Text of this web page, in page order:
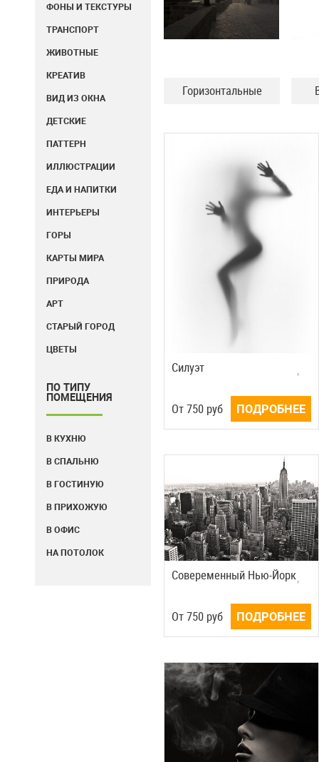
ФОНЫ И ТЕКСТУРЫ
ТРАНСПОРТ
ЖИВОТНЫЕ
КРЕАТИВ
ВИД ИЗ ОКНА
ДЕТСКИЕ
ПАТТЕРН
ИЛЛЮСТРАЦИИ
ЕДА И НАПИТКИ
ИНТЕРЬЕРЫ
ГОРЫ
КАРТЫ МИРА
ПРИРОДА
АРТ
СТАРЫЙ ГОРОД
ЦВЕТЫ
ПО ТИПУ
ПОМЕЩЕНИЯ
В КУХНЮ
В СПАЛЬНЮ
В ГОСТИНУЮ
В ПРИХОЖУЮ
В ОФИС
НА ПОТОЛОК
Горизонтальные
Силуэт
Oт750руб ПОДРОБНЕЕ
Совеременный Нью-Йорк
Oт750руб ПОДРОБНЕЕ